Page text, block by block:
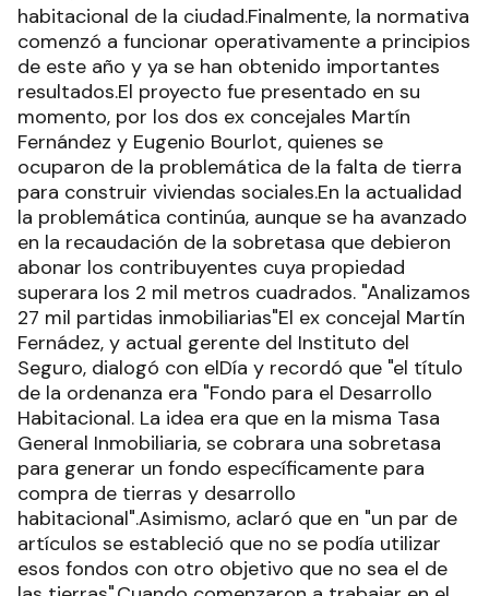
habitacional de la ciudad.Finalmente, la normativa
comenzó a funcionar operativamente a principios
de este año y ya se han obtenido importantes
resultados.El proyecto fue presentado en su
momento, por los dos ex concejales Martín
Fernández y Eugenio Bourlot, quienes se
ocuparon de la problemática de la falta de tierra
para construir viviendas sociales.En la actualidad
la problemática continúa, aunque se ha avanzado
en la recaudación de la sobretasa que debieron
abonar los contribuyentes cuya propiedad
superara los 2 mil metros cuadrados. "Analizamos
27 mil partidas inmobiliarias"El ex concejal Martín
Fernádez, y actual gerente del Instituto del
Seguro, dialogó con elDía y recordó que "el título
de la ordenanza era "Fondo para el Desarrollo
Habitacional. La idea era que en la misma Tasa
General Inmobiliaria, se cobrara una sobretasa
para generar un fondo específicamente para
compra de tierras y desarrollo
habitacional".Asimismo, aclaró que en "un par de
artículos se estableció que no se podía utilizar
esos fondos con otro objetivo que no sea el de